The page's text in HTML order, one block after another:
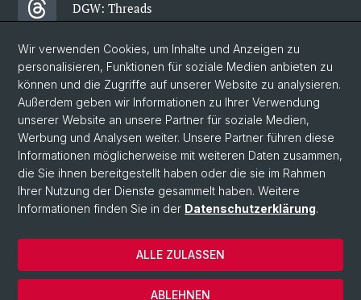
DGW: Threads
DGW: Facebook
DGW: Newsletter
© Universität Basel
Philosophisch-Historische Fakultät
Departement Gesellschaftswissenschaften
Home
Datenschutzerklärung
Wir verwenden Cookies, um Inhalte und Anzeigen zu
personalisieren, Funktionen für soziale Medien anbieten zu
können und die Zugriffe auf unserer Website zu analysieren.
Außerdem geben wir Informationen zu Ihrer Verwendung
unserer Website an unsere Partner für soziale Medien,
Werbung und Analysen weiter. Unsere Partner führen diese
Informationen möglicherweise mit weiteren Daten zusammen,
die Sie ihnen bereitgestellt haben oder die sie im Rahmen
Ihrer Nutzung der Dienste gesammelt haben. Weitere
Informationen finden Sie in der Datenschutzerklärung.
ABLEHNEN
ALLE ZULASSEN